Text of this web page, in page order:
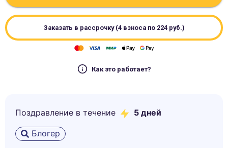
Заказать в рассрочку (4 взноса по 224руб.)
Как это работает?
Поздравление в течение 5 дней
Блогер